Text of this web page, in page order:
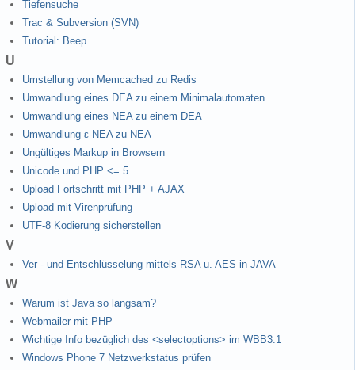
Tiefensuche
Trac & Subversion (SVN)
Tutorial: Beep
U
Umstellung von Memcached zu Redis
Umwandlung eines DEA zu einem Minimalautomaten
Umwandlung eines NEA zu einem DEA
Umwandlung ε-NEA zu NEA
Ungültiges Markup in Browsern
Unicode und PHP <= 5
Upload Fortschritt mit PHP + AJAX
Upload mit Virenprüfung
UTF-8 Kodierung sicherstellen
V
Ver - und Entschlüsselung mittels RSA u. AES in JAVA
W
Warum ist Java so langsam?
Webmailer mit PHP
Wichtige Info bezüglich des <selectoptions> im WBB3.1
Windows Phone 7 Netzwerkstatus prüfen